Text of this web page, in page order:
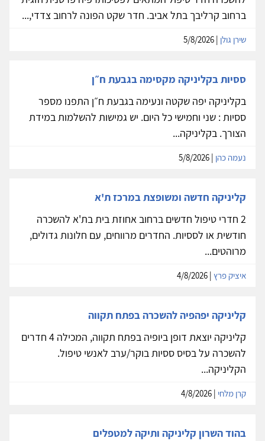
ברחוב קרליבך בתל אביב. חדר שקט הפונה לרחוב צדדי,...
שירן גולן
ססיות בקליניקה מקסימה בגבעת ח״ן
בקליניקה יפה שקטה ונעימה בגבעת ח״ן התפנו מספר
ססיות : שני וחמישי כל היום. יש גמישות להשלמות במידת
הצורך. בקליניקה...
נעמה כהן
קליניקה חדשה ומשופצת במרכז ת'א
2 חדרי טיפול חדשים ברחוב אחוזת בית בת'א להשכרה
חודשית או לססיות. החדרים מרווחים, עם חלונות גדולים,
מרוהטים...
איציק פרץ
קליניקה יפהפיה להשכרה בפתח תקווה
קליניקה יוצאת דופן ביופיה בפתח תקווה, המכילה 4 חדרים
להשכרה על בסיס ססיות בוקר/ערב לאנשי טיפול.
הקליניקה...
קרן מלחי
בהוד השרון קליניקה ותיקה למטפלים